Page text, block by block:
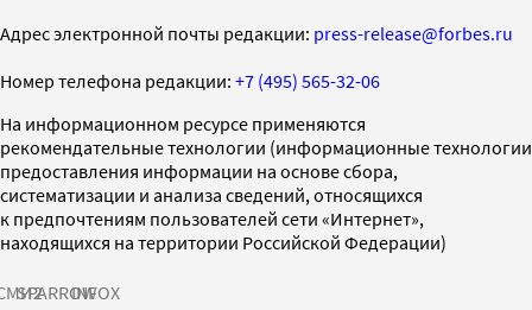
Адрес электронной почты редакции: press-release@forbes.ru
Номер телефона редакции: +7 (495) 565-32-06
На информационном ресурсе применяются
рекомендательные технологии (информационные технологии
предоставления информации на основе сбора,
систематизации и анализа сведений, относящихся
к предпочтениям пользователей сети «Интернет»,
находящихся на территории Российской Федерации)
SPARROWINFOX